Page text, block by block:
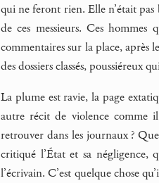
qui ne feront rien. Elle n’était
de ces messieurs. Ces
commentaires sur la place, après
des dossiers classés, poussiéreux
La plume est ravie, la page
autre récit de violence comme
retrouver dans les journaux ?
critiqué l’État et sa négligence,
l’écrivain. C’est quelque chose